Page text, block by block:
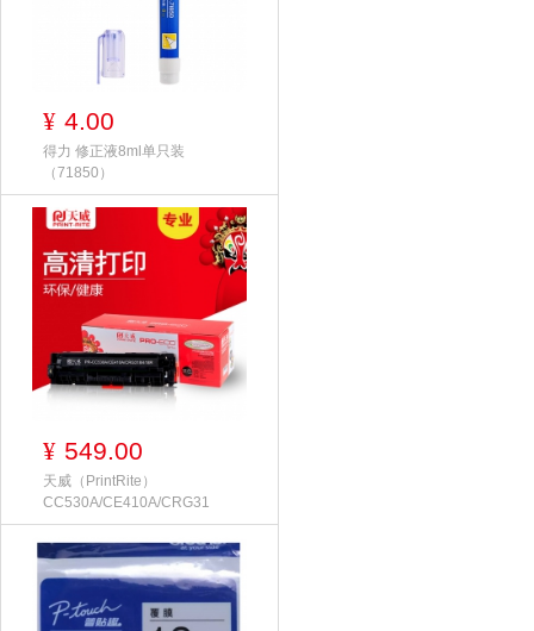
¥ 4.00
得力 修正液8ml单只装
（71850）
¥ 549.00
天威（PrintRite）
CC530A/CE410A/CRG31